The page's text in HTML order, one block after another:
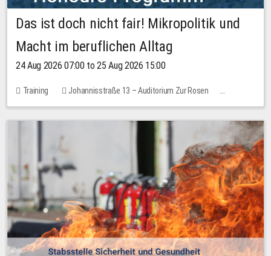
Das ist doch nicht fair! Mikropolitik und
Macht im beruflichen Alltag
24 Aug 2026 07:00 to 25 Aug 2026 15:00
Training
Johannisstraße 13 – Auditorium Zur Rosen
No free places